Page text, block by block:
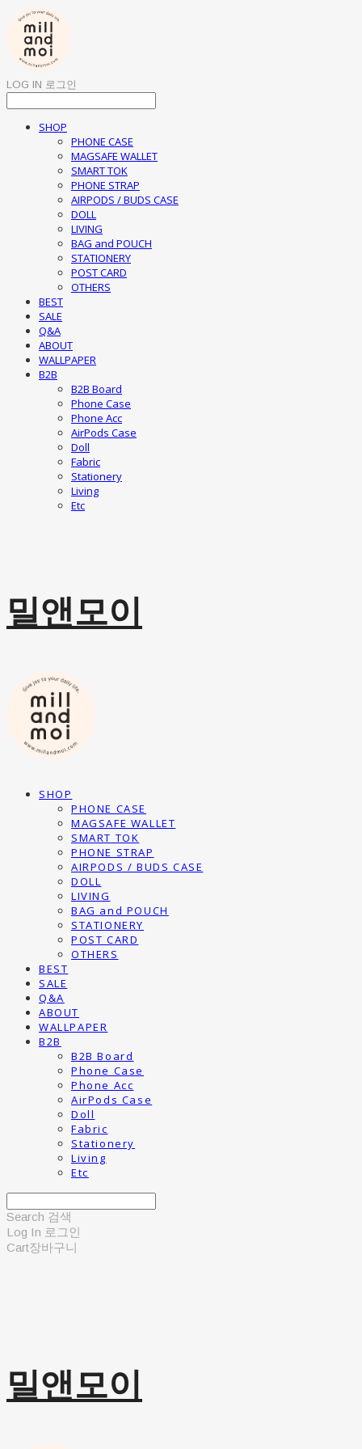
LOG IN 로그인
SHOP
PHONE CASE
MAGSAFE WALLET
SMART TOK
PHONE STRAP
AIRPODS / BUDS CASE
DOLL
LIVING
BAG and POUCH
STATIONERY
POST CARD
OTHERS
BEST
SALE
Q&A
ABOUT
WALLPAPER
B2B
B2B Board
Phone Case
Phone Acc
AirPods Case
Doll
Fabric
Stationery
Living
Etc
밀앤모이
SHOP
PHONE CASE
MAGSAFE WALLET
SMART TOK
PHONE STRAP
AIRPODS / BUDS CASE
DOLL
LIVING
BAG and POUCH
STATIONERY
POST CARD
OTHERS
BEST
SALE
Q&A
ABOUT
WALLPAPER
B2B
B2B Board
Phone Case
Phone Acc
AirPods Case
Doll
Fabric
Stationery
Living
Etc
Search 검색
Log In 로그인
Cart장바구니
밀앤모이